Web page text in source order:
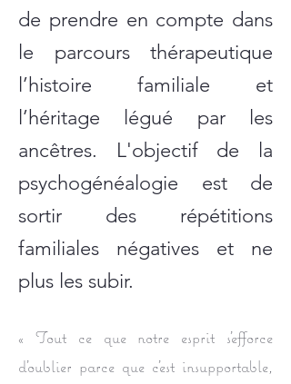
de prendre en compte dans
le parcours thérapeutique
l’histoire familiale et
l’héritage légué par les
ancêtres. L'objectif de la
psychogénéalogie est de
sortir des répétitions
familiales négatives et ne
plus les subir.
« Tout ce que notre esprit s'efforce
d'oublier parce que c'est insupportable,